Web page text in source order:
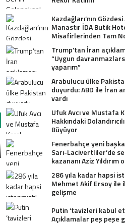
KAZDAĞLARI’NIN
HOTEL
Kazdağları’nın
Manastır İDA Butik
Misafirlerinden Tam
Trump’tan İran
“Uygun
yaparım”
Arabulucu ülke
duyurdu: ABD ile İran
vardı
Ufuk Avcı ve Mustafa
Hakkındaki
Büyüyor
Fenerbahçe yeni
Sarı-Lacivertliler’de
kazananı Aziz Yıldırım
286 yıla kadar hapsi
Mehmet Akif Ersoy ile
gelişme
Putin ‘tavizleri kabul
Açıklamalar peş peşe